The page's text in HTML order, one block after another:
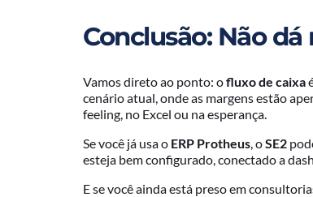
Conclusão: Não
Vamos direto ao ponto: ofluxo de caixa
cenário atual, onde as margens estão
feeling, no Excel ou na esperança.
Se você já usa o ERP Protheus , oSE2
esteja bem configurado, conectado a
E se você ainda está preso em